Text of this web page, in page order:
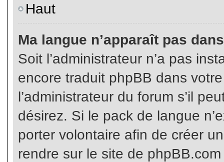
Haut
Ma langue n’apparaît pas
Soit l’administrateur n’a pas
encore traduit phpBB dans
l’administrateur du forum s’il
désirez. Si le pack de langue
porter volontaire afin de créer
rendre sur le site de